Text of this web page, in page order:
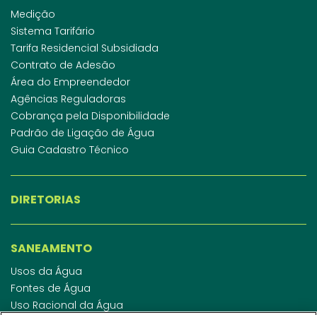
Medição
Sistema Tarifário
Tarifa Residencial Subsidiada
Contrato de Adesão
Área do Empreendedor
Agências Reguladoras
Cobrança pela Disponibilidade
Padrão de Ligação de Água
Guia Cadastro Técnico
DIRETORIAS
SANEAMENTO
Usos da Água
Fontes de Água
Uso Racional da Água